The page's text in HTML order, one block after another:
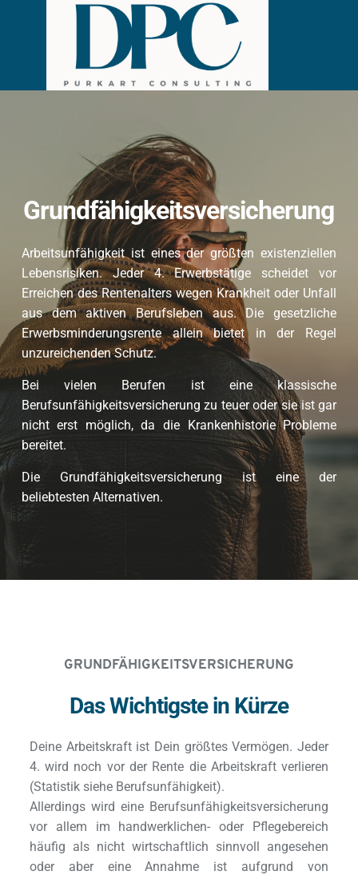
Grundfähigkeitsversicherung
Arbeitsunfähigkeit ist eines der größten existenziellen
Lebensrisiken. Jeder 4. Erwerbstätige scheidet vor
Erreichen des Rentenalters wegen Krankheit oder Unfall
aus dem aktiven Berufsleben aus. Die gesetzliche
Erwerbsminderungsrente allein bietet in der Regel
unzureichenden Schutz.
Bei vielen Berufen ist eine klassische
Berufsunfähigkeitsversicherung zu teuer oder sie ist gar
nicht erst möglich, da die Krankenhistorie Probleme
bereitet.
Die Grundfähigkeitsversicherung ist eine der
beliebtesten Alternativen.
GRUNDFÄHIGKEITSVERSICHERUNG
Das Wichtigste in Kürze
Deine Arbeitskraft ist Dein größtes Vermögen. Jeder
4. wird noch vor der Rente die Arbeitskraft verlieren
(Statistik siehe Berufsunfähigkeit).
Allerdings wird eine Berufsunfähigkeitsversicherung
vor allem im handwerklichen- oder Pflegebereich
häufig als nicht wirtschaftlich sinnvoll angesehen
oder aber eine Annahme ist aufgrund von